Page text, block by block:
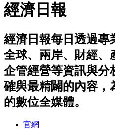
經濟日報
經濟日報每日透過專
全球、兩岸、財經、
企管經營等資訊與分
確與最精闢的內容，
的數位全媒體。
官網